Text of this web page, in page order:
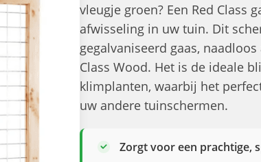
vleugje groen? Een Red Class
afwisseling in uw tuin. Dit
gegalvaniseerd gaas,
Class Wood. Het is de ideale
klimplanten, waarbij het
uw andere tuinschermen.
Zorgt voor een prachtige,